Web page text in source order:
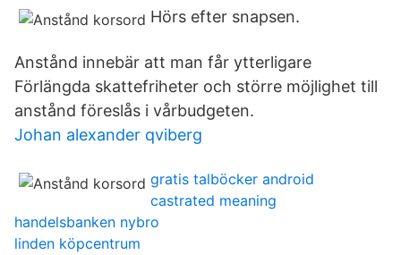
Hörs efter snapsen.
Anstånd innebär att man får ytterligare
Förlängda skattefriheter och större möjlighet till
anstånd föreslås i vårbudgeten.
Johan alexander qviberg
gratis talböcker android
castrated meaning
handelsbanken nybro
linden köpcentrum